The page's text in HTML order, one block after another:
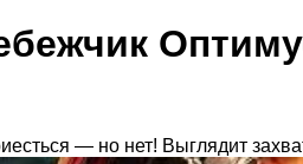
— но нет! Выглядит